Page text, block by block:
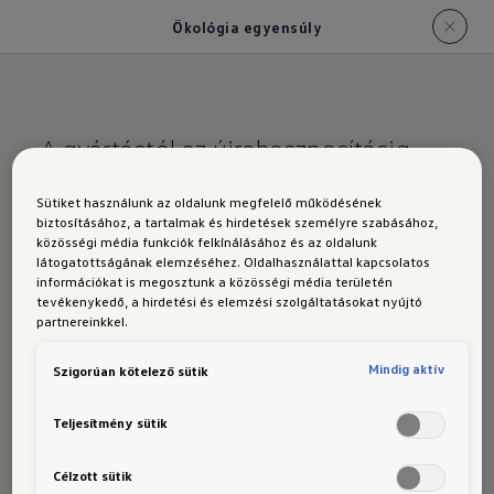
Ökológia egyensúly
A gyártástól az újrahasznosításig
Az ID. modellek
ökoegyensúlya
Egy autó élete és
környezeti
elektromos járművek gyártása a CO2-kibocsátás
Sütiket használunk az oldalunk megfelelő működésének
biztosításához, a tartalmak és hirdetések személyre szabásához,
közösségi média funkciók felkínálásához és az oldalunk
látogatottságának elemzéséhez. Oldalhasználattal kapcsolatos
információkat is megosztunk a közösségi média területén
tevékenykedő, a hirdetési és elemzési szolgáltatásokat nyújtó
partnereinkkel.
Szigorúan kötelező sütik Mindig aktív
Teljesítmény sütik
Célzott sütik